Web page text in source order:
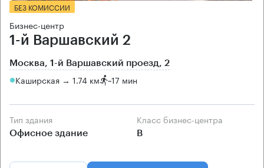
БЕЗ КОМИССИИ
Бизнес-центр
1-й Варшавский 2
Москва, 1-й Варшавский проезд, 2
Каширская → 1.74 км ~17 мин
Тип здания
Офисное здание
Класс бизнес-центра
B